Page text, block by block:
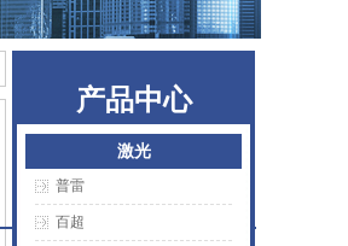
产品中心
激光
普雷
百超